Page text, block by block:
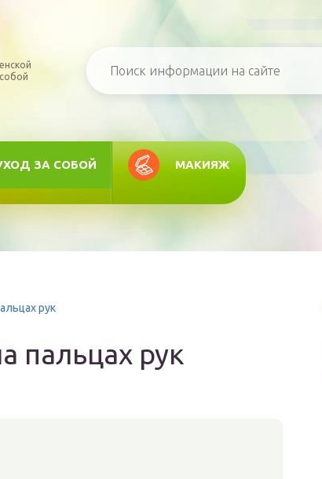
ЗА СОБОЙ МАКИЯЖ
рук
пальцах рук